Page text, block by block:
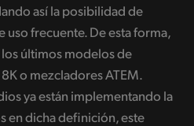
así la posibilidad de
uso frecuente. De esta forma,
últimos modelos de
o mezcladores ATEM.
ya están implementando la
en dicha definición, este